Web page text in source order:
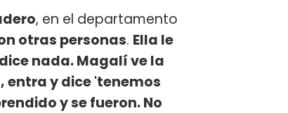
, en el departamento
otras personas. Ella le
nada. Magalí ve la
entra y dice 'tenemos
y se fueron. No